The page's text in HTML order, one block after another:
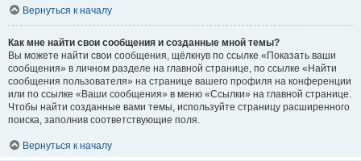
Вернуться к началу
Как мне найти свои сообщения и созданные мной темы?
Вы можете найти свои сообщения, щёлкнув по ссылке «Показать ваши
сообщения» в личном разделе на главной странице, по ссылке «Найти
сообщения пользователя» на странице вашего профиля на конференции
или по ссылке «Ваши сообщения» в меню «Ссылки» на главной странице.
Чтобы найти созданные вами темы, используйте страницу расширенного
поиска, заполнив соответствующие поля.
Вернуться к началу